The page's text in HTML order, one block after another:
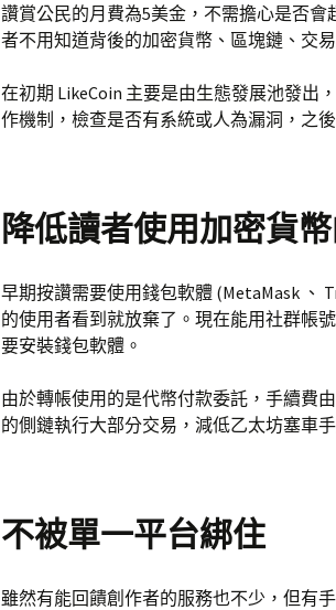
讚賞公民的月費為5美金，不需擔心是否
者不用知道背後的加密貨幣、區塊鏈、交
在初期 LikeCoin 主要是由生態發展池發出
作機制，檢查是否有系統或人為漏洞，之
降低讀者使用加密貨
早期按讚需要使用錢包軟體 (MetaMask 、
的使用者看到就放棄了。現在能用社群帳
要安裝錢包軟體。
由於轉帳使用的是代幣付款委託，手續費
的側鏈執行大部分交易，減低乙太坊塞車
不被單一平台綁住
雖然有能回饋創作者的服務也不少，但有